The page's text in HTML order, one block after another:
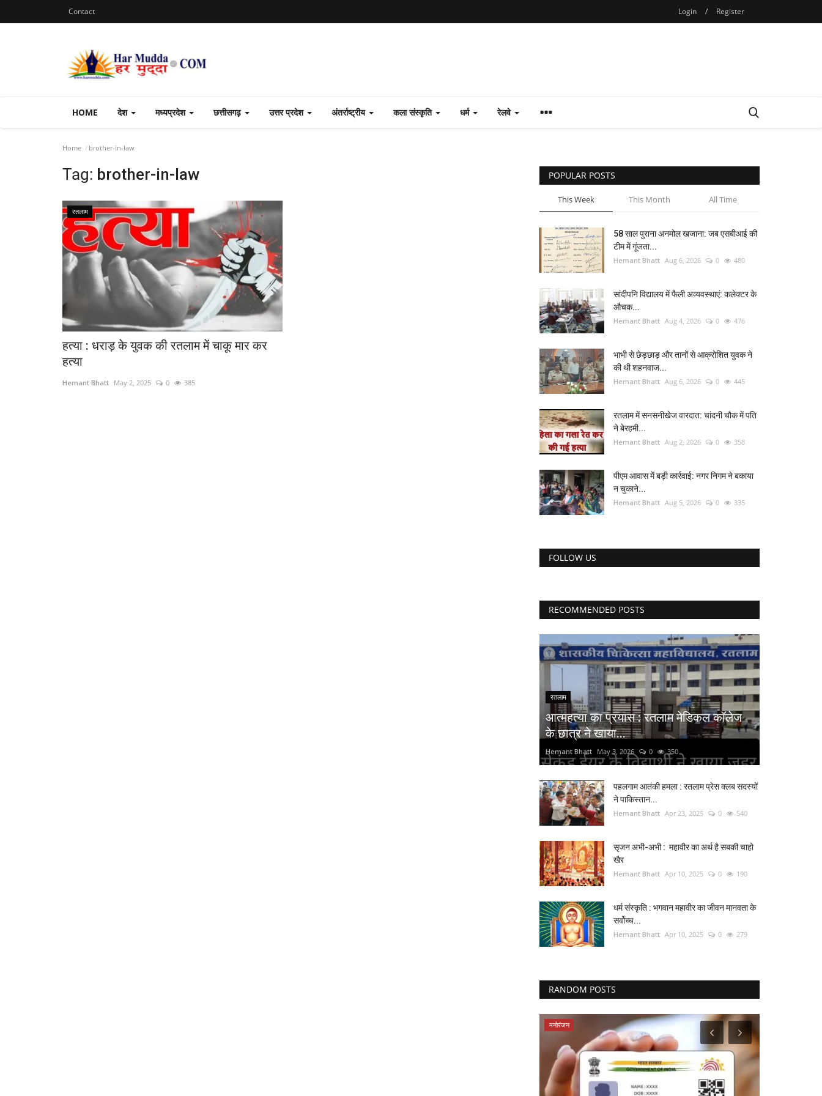
Contact Login / Register
HOME देश मध्यप्रदेश छत्तीसगढ़ उत्तर प्रदेश अंतर्राष्ट्रीय कला संस्कृति धर्म रेलवे
Home brother-in-law
Tag: brother-in-law
रतलाम
हत्या : धराड़ के युवक की रतलाम में चाकू मार कर
हत्या
Hemant Bhatt May 2, 2025 0 385
POPULAR POSTS
This Week This Month All Time
58 साल पुराना अनमोल खजाना: जब एसबीआई की
टीम में गूंजता...
Hemant Bhatt Aug 6, 2026 0 480
सांदीपनि विद्यालय में फैली अव्यवस्थाएं: कलेक्टर के
औचक...
Hemant Bhatt Aug 4, 2026 0 476
भाभी से छेड़छाड़ और तानों से आक्रोशित युवक ने
की थी शहनवाज...
Hemant Bhatt Aug 6, 2026 0 445
रतलाम में सनसनीखेज वारदात: चांदनी चौक में पति
ने बेरहमी...
Hemant Bhatt Aug 2, 2026 0 358
पीएम आवास में बड़ी कार्रवाई: नगर निगम ने बकाया
न चुकाने...
Hemant Bhatt Aug 5, 2026 0 335
FOLLOW US
RECOMMENDED POSTS
रतलाम
आत्महत्या का प्रयास : रतलाम मेडिकल कॉलेज
के छात्र ने खाया...
Hemant Bhatt May 3, 2026 0 350
पहलगाम आतंकी हमला : रतलाम प्रेस क्लब सदस्यों
ने पाकिस्तान...
Hemant Bhatt Apr 23, 2025 0 540
सृजन अभी-अभी : महावीर का अर्थ है सबकी चाहो
खैर
Hemant Bhatt Apr 10, 2025 0 190
धर्म संस्कृति : भगवान महावीर का जीवन मानवता के
सर्वोच्च...
Hemant Bhatt Apr 10, 2025 0 279
RANDOM POSTS
मनोरंजन